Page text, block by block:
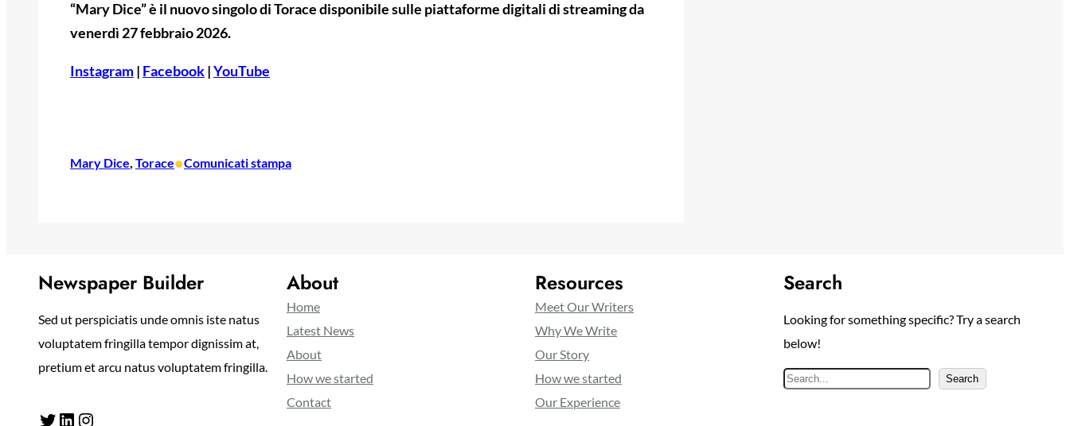
“Mary Dice” è il nuovo singolo di Torace disponibile sulle piattaforme digitali di streaming da
venerdì 27 febbraio 2026.
Instagram| Facebook|YouTube
Mary Dice, Torace•Comunicati stampa
Newspaper Builder
Sed ut perspiciatis unde omnis iste natus
voluptatem fringilla tempor dignissim at,
pretium et arcu natus voluptatem fringilla.
Twitter LinkedIn Instagram
About
Home
Latest News
About
How we started
Contact
Resources
Meet Our Writers
Why We Write
Our Story
How we started
Our Experience
Search
Looking for something specific? Try a search
below!
S
Search